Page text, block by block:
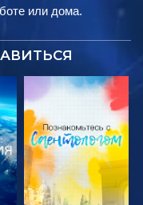
или дома.